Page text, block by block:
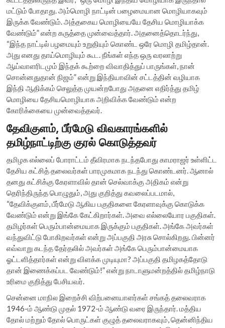
மட்டும் போதாது. அம்மொழி நாட்டின் பழைமையான மொழியாகவும்
இருக்க வேண்டும். அத்தகைய மொழியையே தேசிய மொழியாக்க
வேண்டும்” என்ற கருத்தை முன்வைத்தார். அதனைத்தொடர்ந்து,
“இந்த நாட்டில் பழமையும் உறுதியும் கொண்ட ஒரே மொழி தமிழ்தான்.
அது எனது தாய்மொழியும் கூட. நீங்கள் எந்த ஒரு வரலாற்று
ஆய்வாளரிடமும் இந்தக் கூற்றை விவாதித்துப் பாருங்கள், நான்
சொன்னதுதான் நிஜம்” என்று இந்தியாவின் சட்டத்தின் வழியாக
இந்தி ஆதிக்கம் செலுத்த முயன்றபோது அதனை எதிர்த்து தமிழ்
மொழியை தேசியமொழியாக அறிவிக்க வேண்டும் என்ற
கோரிக்கையை முன்வைத்தவர்.
தேவிகுளம், பீர்மேடு விவகாரங்களில்
தமிழ்நாட்டிற்கு குரல் கொடுத்தவர்
தமிழக எல்லைப் போராட்டம் தீவிரமாக நடந்தபோது காமராஜர் உள்ளிட்ட
தேசிய கட்சித் தலைவர்கள் பாரமுகமாக நடந்து கொண்டனர். ஆனால்
தனது கட்சிக்கு கேரளாவில் தான் செல்வாக்கு அதிகம் என்று
தெரிந்திருந்த பொழுதும், அது குறித்து கவலைப்படமால்,
“தேவிக்குளம், பீர்மேடு ஆகிய பகுதிகளை கேரளாவுக்கு கொடுக்க
வேண்டும் என்று இங்கே கேட்கிறார்கள். அவை எல்லையோர பகுதிகள்.
தமிழர்கள் பெரும்பான்மையாக இருக்கும் பகுதிகள். அங்கே அவர்கள்
வந்துவிட்டு போகிறவர்கள் என்று அப்பகுதி அரசு சொல்கிறது. பின்னர்
எவ்வாறு கடந்த தேர்தலில் அவர்கள் அங்கே பெரும்பான்மையாக
ஓட்டளித்தார்கள் என்று விளக்க முடியுமா? அப்பகுதி தமிழகத்தோடு
தான் இணைக்கப்பட வேண்டும்!” என்று நாடாளுமன்றத்தில் தமிழ்நாடு
உரிமை குறித்து பேசியவர்.
சென்னை மாநில இறைச்சி விற்பனையாளர்கள் சங்கத் தலைவராக
1946-ம் ஆண்டு முதல் 1972-ம் ஆண்டு வரை இருந்தார். மத்திய
தோல் மற்றும் தோல் பொருட்கள் குழுத் தலைவராகவும், தென்னிந்திய